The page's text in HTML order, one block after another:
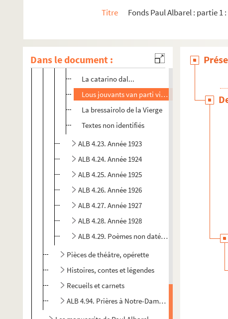
Titre
Fonds Paul Albarel : partie
Dans le document :
La catarino
Bonno annado
E balalin e balalan...
La catarino dal...
Lous jouvants van parti viure la nouvelo vido...
La bressairolo de la Vierge
Textes non identifiés
ALB 4.23. Année 1923
ALB 4.24. Année 1924
ALB 4.25. Année 1925
ALB 4.26. Année 1926
ALB 4.27. Année 1927
ALB 4.28. Année 1928
ALB 4.29. Poèmes non datés et en français
Pièces de théâtre, opérette
Histoires, contes et légendes
Recueils et carnets
ALB 4.94. Prières à Notre-Dame de Lourdes (2